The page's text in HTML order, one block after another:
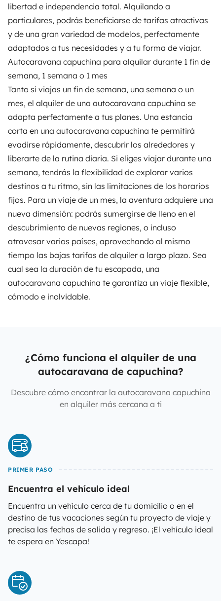
libertad e independencia total. Alquilando a
particulares, podrás beneficiarse de tarifas atractivas
y de una gran variedad de modelos, perfectamente
adaptados a tus necesidades y a tu forma de viajar.
Autocaravana capuchina para alquilar durante 1 fin de
semana, 1 semana o 1 mes
Tanto si viajas un fin de semana, una semana o un
mes, el alquiler de una autocaravana capuchina se
adapta perfectamente a tus planes. Una estancia
corta en una autocaravana capuchina te permitirá
evadirse rápidamente, descubrir los alrededores y
liberarte de la rutina diaria. Si eliges viajar durante una
semana, tendrás la flexibilidad de explorar varios
destinos a tu ritmo, sin las limitaciones de los horarios
fijos. Para un viaje de un mes, la aventura adquiere una
nueva dimensión: podrás sumergirse de lleno en el
descubrimiento de nuevas regiones, o incluso
atravesar varios países, aprovechando al mismo
tiempo las bajas tarifas de alquiler a largo plazo. Sea
cual sea la duración de tu escapada, una
autocaravana capuchina te garantiza un viaje flexible,
cómodo e inolvidable.
¿Cómo funciona el alquiler de una
autocaravana de capuchina?
Descubre cómo encontrar la autocaravana capuchina
en alquiler más cercana a ti
PRIMER PASO
Encuentra el vehículo ideal
Encuentra un vehículo cerca de tu domicilio o en el
destino de tus vacaciones según tu proyecto de viaje y
precisa las fechas de salida y regreso. ¡El vehículo ideal
te espera en Yescapa!